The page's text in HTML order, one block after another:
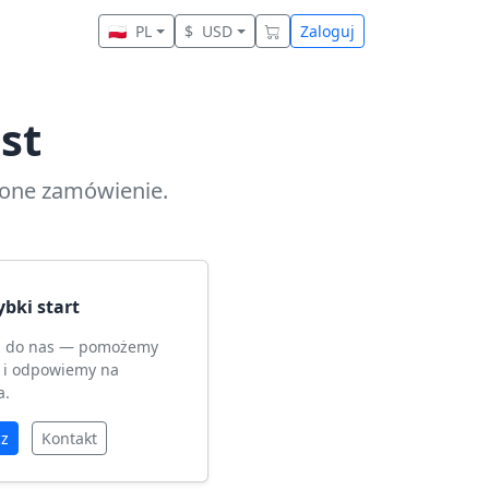
🇵🇱 PL $ USD Zaloguj
zamówienie.
start
do nas — pomożemy
i odpowiemy na
Kontakt